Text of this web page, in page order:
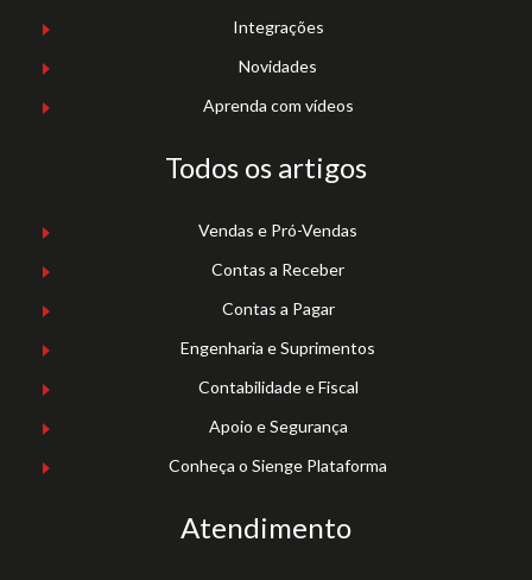
Integrações
Novidades
Aprenda com vídeos
Todos os artigos
Vendas e Pró-Vendas
Contas a Receber
Contas a Pagar
Engenharia e Suprimentos
Contabilidade e Fiscal
Apoio e Segurança
Conheça o Sienge Plataforma
Atendimento